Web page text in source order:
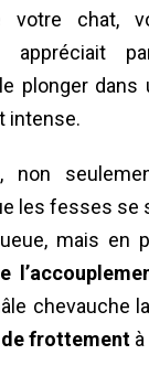
votre chat,
appréciait
plonger dans
intense.
non
les fesses se
mais en
chevauche
frottement